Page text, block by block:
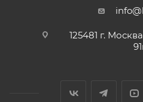
125481 г.